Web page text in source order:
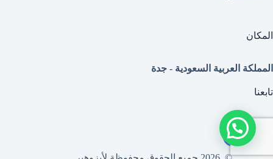
المكان
المملكة العربية السعودية - جدة
تابعنا